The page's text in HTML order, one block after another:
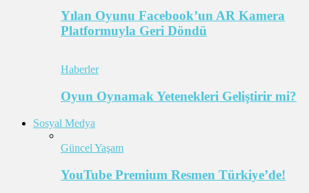
Yılan Oyunu Facebook’un AR Kamera
Platformuyla Geri Döndü
Haberler
Oyun Oynamak Yetenekleri Geliştirir mi?
Sosyal Medya
Güncel Yaşam
YouTube Premium Resmen Türkiye’de!